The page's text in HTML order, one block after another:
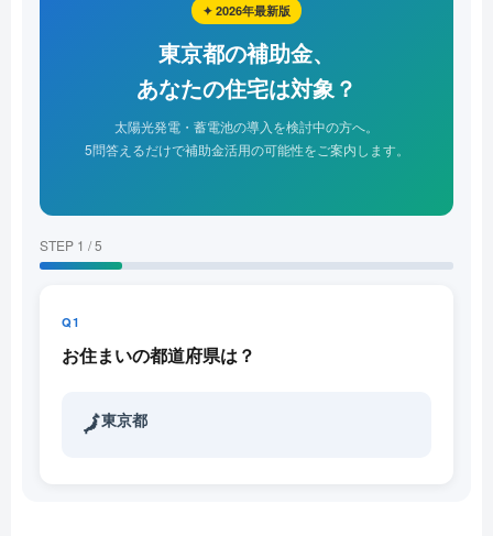
✦ 2026年最新版
東京都の補助金、
あなたの住宅は対象？
太陽光発電・蓄電池の導入を検討中の方へ。
5問答えるだけで補助金活用の可能性をご案内します。
STEP 1 / 5
Q1
お住まいの都道府県は？
🗾東京都